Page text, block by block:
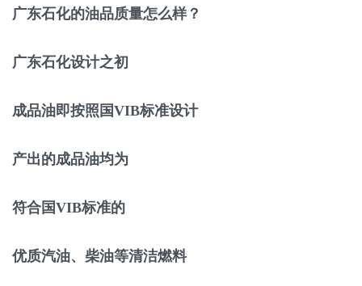
广东石化的油品质量怎么样？
广东石化设计之初
成品油即按照国VIB标准设计
产出的成品油均为
符合国VIB标准的
优质汽油、柴油等清洁燃料